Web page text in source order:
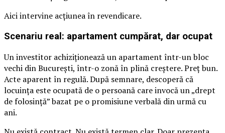
Aici intervine acțiunea în revendicare.
Scenariu real: apartament cumpărat, dar ocupat
Un investitor achiziționează un apartament într-un bloc
vechi din București, într-o zonă în plină creștere. Preț bun.
Acte aparent în regulă. După semnare, descoperă că
locuința este ocupată de o persoană care invocă un „drept
de folosință” bazat pe o promisiune verbală din urmă cu
ani.